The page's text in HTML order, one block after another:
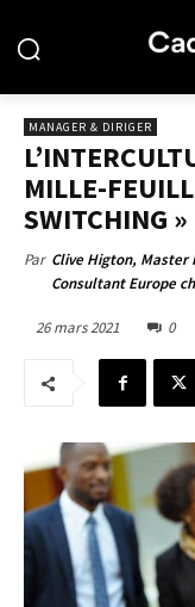
MANAGER & DIRIGER
MILLE-
SWITCHING »
Par Clive Higton,
Consultant Europe
26 mars 2021 0